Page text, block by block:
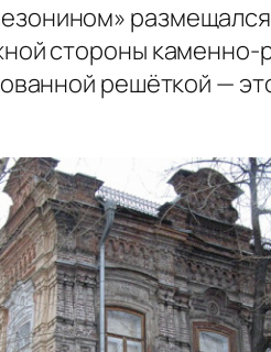
стороны каменно-
решёткой —